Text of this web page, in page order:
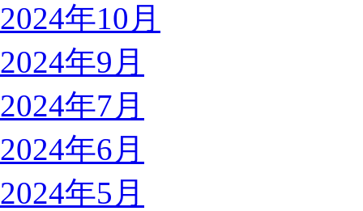
2024年10月
2024年9月
2024年7月
2024年6月
2024年5月